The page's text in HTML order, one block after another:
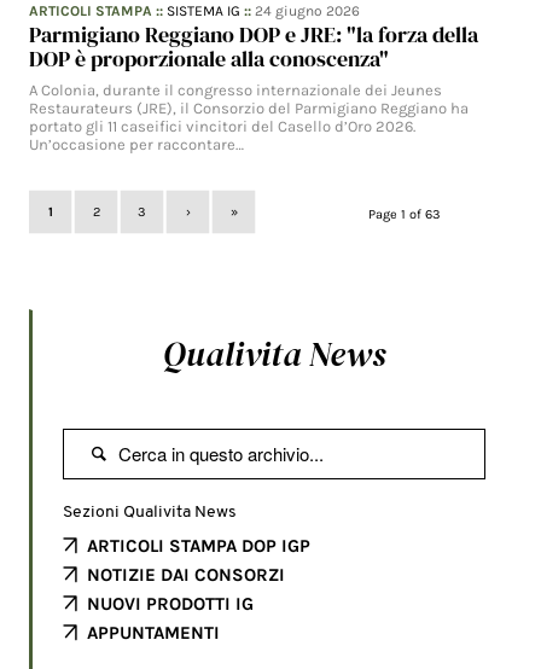
ARTICOLI STAMPA :: SISTEMA IG ::24 giugno 2026
Parmigiano Reggiano DOP e JRE: "la forza della
DOP è proporzionale alla conoscenza"
A Colonia, durante il congresso internazionale dei Jeunes
Restaurateurs (JRE), il Consorzio del Parmigiano Reggiano ha
portato gli 11 caseifici vincitori del Casello d’Oro 2026.
Un’occasione per raccontare…
Page 1 of 63
1 2 3 › »
Qualivita News

Sezioni Qualivita News
ARTICOLI STAMPA DOP IGP
NOTIZIE DAI CONSORZI
NUOVI PRODOTTI IG
APPUNTAMENTI